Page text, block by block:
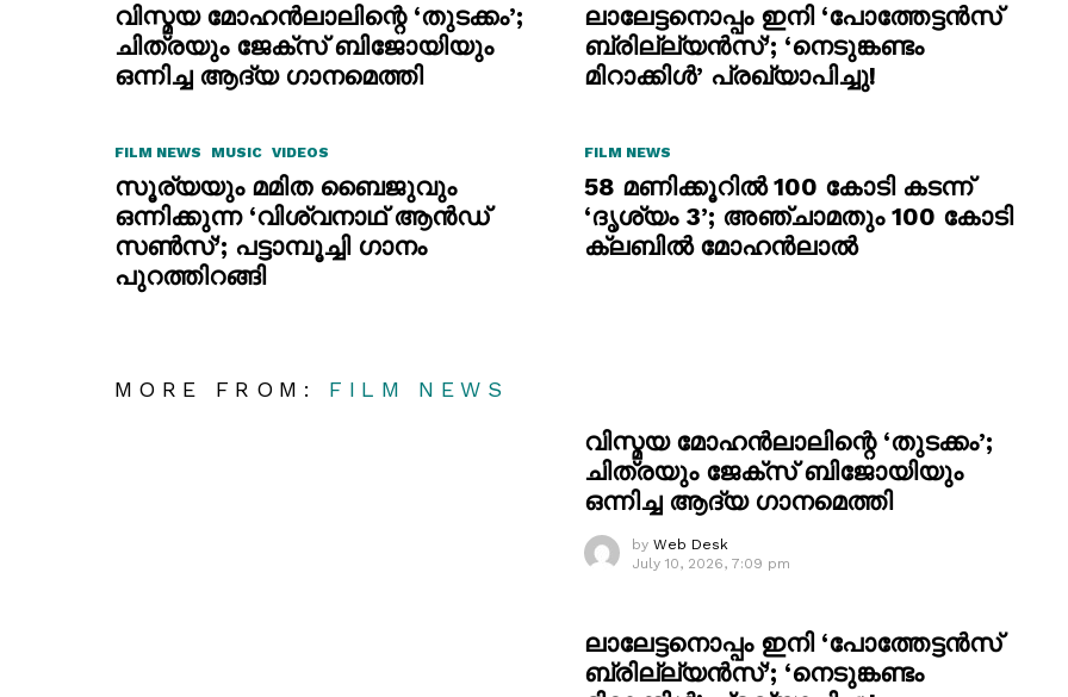
വിസ്മയ മോഹൻലാലിന്റെ ‘തുടക്കം’;
ചിത്രയും ജേക്സ് ബിജോയിയും
ഒന്നിച്ച ആദ്യ ഗാനമെത്തി
ലാലേട്ടനൊപ്പം ഇനി ‘പോത്തേട്ടൻസ്
ബ്രില്ല്യൻസ്’; ‘നെടുങ്കണ്ടം
മിറാക്കിൾ’ പ്രഖ്യാപിച്ചു!
FILM NEWS MUSIC VIDEOS
സൂര്യയും മമിത ബൈജുവും
ഒന്നിക്കുന്ന ‘വിശ്വനാഥ് ആൻഡ്
സൺസ്’; പട്ടാമ്പൂച്ചി ഗാനം
പുറത്തിറങ്ങി
FILM NEWS
58 മണിക്കൂറിൽ 100 കോടി കടന്ന്
‘ദൃശ്യം 3’; അഞ്ചാമതും 100 കോടി
ക്ലബിൽ മോഹൻലാൽ
MORE FROM: FILM NEWS
വിസ്മയ മോഹൻലാലിന്റെ ‘തുടക്കം’;
ചിത്രയും ജേക്സ് ബിജോയിയും
ഒന്നിച്ച ആദ്യ ഗാനമെത്തി
by Web Desk
July 10, 2026, 7:09 pm
ലാലേട്ടനൊപ്പം ഇനി ‘പോത്തേട്ടൻസ്
ബ്രില്ല്യൻസ്’; ‘നെടുങ്കണ്ടം